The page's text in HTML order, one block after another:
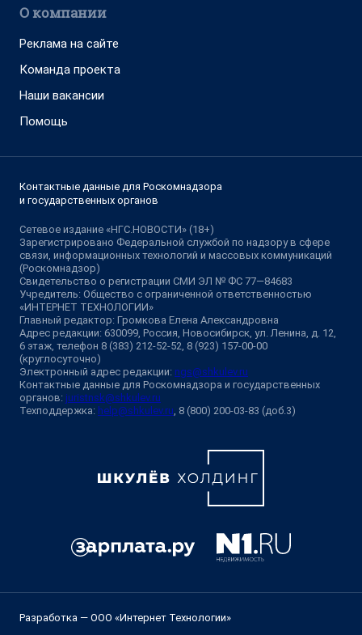
О компании
Реклама на сайте
Команда проекта
Наши вакансии
Помощь
Контактные данные для Роскомнадзора
и государственных органов
Сетевое издание «НГС.НОВОСТИ» (18+)
Зарегистрировано Федеральной службой по надзору в сфере
связи, информационных технологий и массовых коммуникаций
(Роскомнадзор)
Свидетельство о регистрации СМИ ЭЛ № ФС 77—84683
Учредитель: Общество с ограниченной ответственностью
«ИНТЕРНЕТ ТЕХНОЛОГИИ»
Главный редактор: Громкова Елена Александровна
Адрес редакции: 630099, Россия, Новосибирск, ул. Ленина, д. 12,
6 этаж, телефон 8 (383) 212-52-52, 8 (923) 157-00-00
(круглосуточно)
Электронный адрес редакции: ngs@shkulev.ru
Контактные данные для Роскомнадзора и государственных
органов: juristnsk@shkulev.ru
Техподдержка: help@shkulev.ru, 8 (800) 200-03-83 (доб.3)
Разработка — ООО «Интернет Технологии»